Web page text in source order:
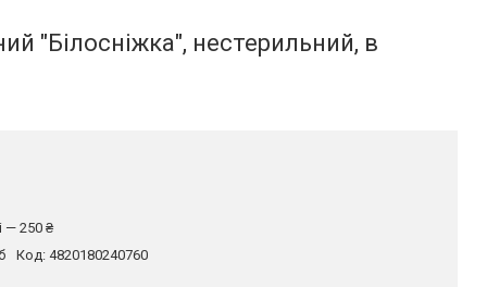
"Білосніжка", нестерильний, в
— 250 ₴
Код: 4820180240760